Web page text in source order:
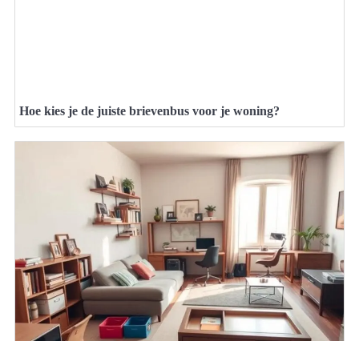
Hoe kies je de juiste brievenbus voor je woning?